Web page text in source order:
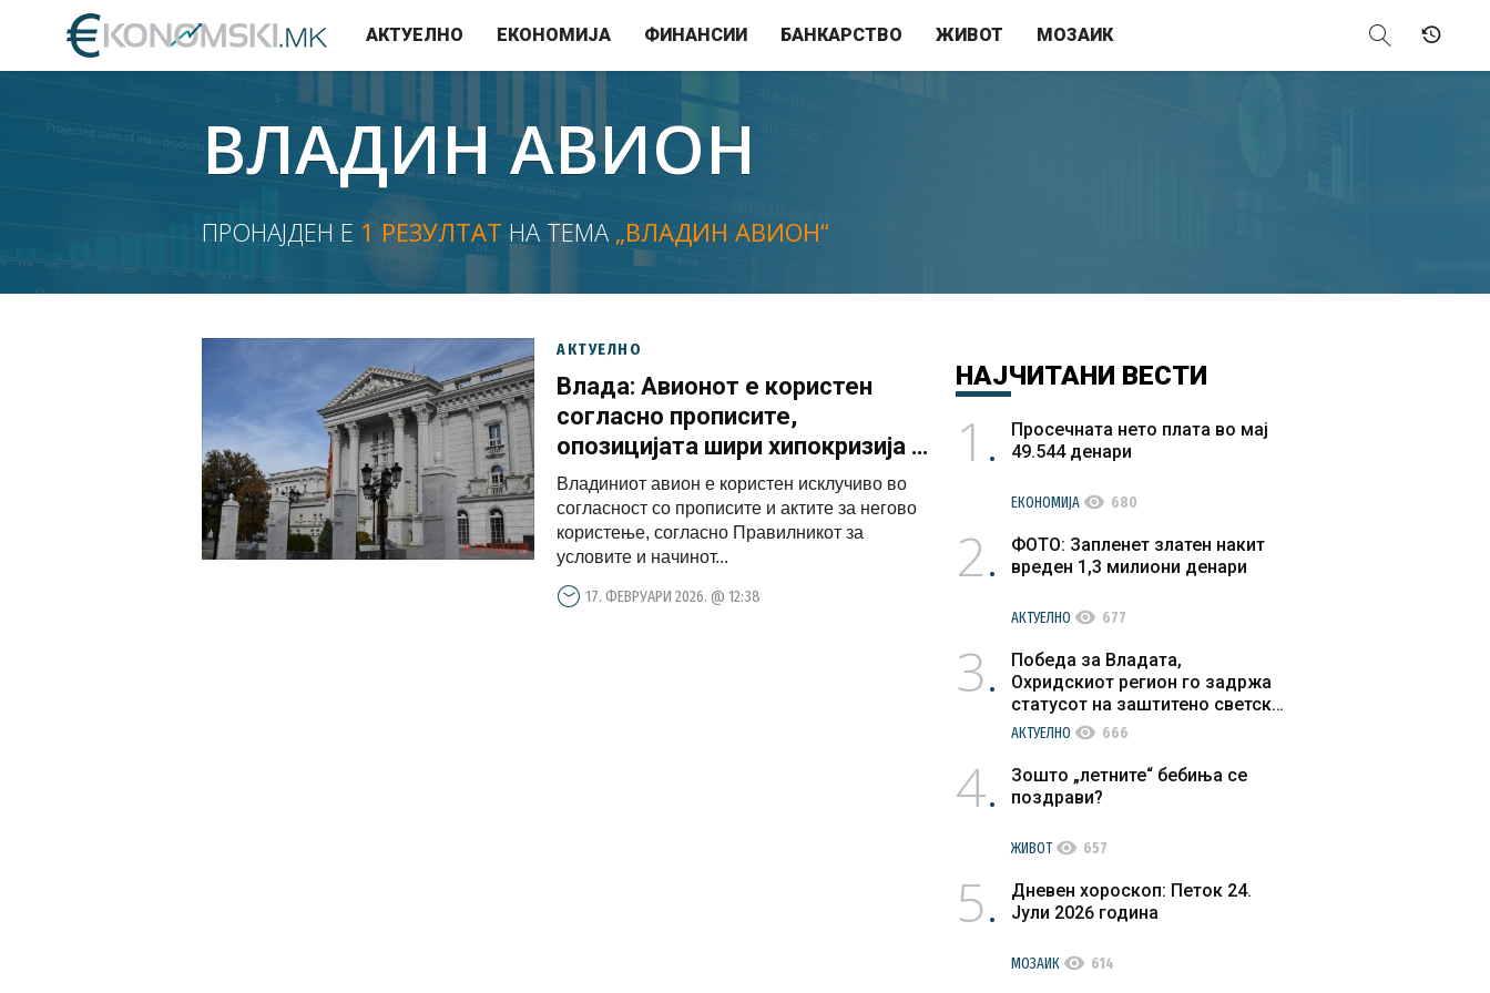
АКТУЕЛНО ЕКОНОМИЈА ФИНАНСИИ БАНКАРСТВО ЖИВОТ МОЗАИК
ВЛАДИН АВИОН
ПРОНАЈДЕН Е 1 РЕЗУЛТАТ НА ТЕМА „ВЛАДИН АВИОН“
АКТУЕЛНО
Влада: Авионот е користен
согласно прописите,
опозицијата шири хипокризија и
сензационализам
Владиниот авион е користен исклучиво во
согласност со прописите и актите за негово
користење, согласно Правилникот за
условите и начинот...
17. ФЕВРУАРИ 2026. @ 12:38
НАЈЧИТАНИ ВЕСТИ
1
Просечната нето плата во мај
49.544 денари
ЕКОНОМИЈА visibility 680
2
ФОТО: Запленет златен накит
вреден 1,3 милиони денари
АКТУЕЛНО visibility 677
3
Победа за Владата,
Охридскиот регион го задржа
статусот на заштитено светско
културно наследство
АКТУЕЛНО visibility 666
4
Зошто „летните“ бебиња се
поздрави?
ЖИВОТvisibility 657
5
Дневен хороскоп: Петок 24.
Јули 2026 година
МОЗАИК visibility 614